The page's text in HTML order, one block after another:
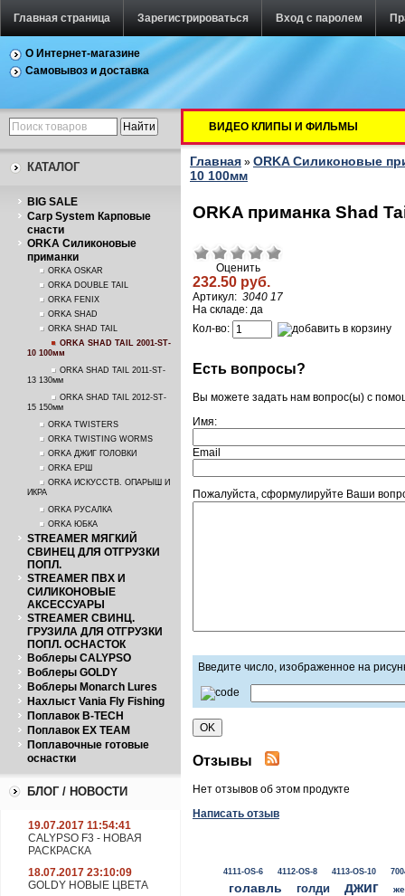
Главная страница Зарегистрироваться Вход с паролем
О Интернет-магазине
Самовывоз и доставка
КАТАЛОГ
BIG SALE
Carp System Карповые
снасти
ORKA Силиконовые
приманки
ORKA OSKAR
ORKA DOUBLE TAIL
ORKA FENIX
ORKA SHAD
ORKA SHAD TAIL
ORKA SHAD TAIL 2001-ST-
10 100мм
ORKA SHAD TAIL 2011-ST-
13 130мм
ORKA SHAD TAIL 2012-ST-
15 150мм
ORKA TWISTERS
ORKA TWISTING WORMS
ORKA ДЖИГ ГОЛОВКИ
ORKA ЕРШ
ORKA ИСКУССТВ. ОПАРЫШ И
ИКРА
ORKA РУСАЛКА
ORKA ЮБКА
STREAMER МЯГКИЙ
СВИНЕЦ ДЛЯ ОТГРУЗКИ
ПОПЛ.
STREAMER ПВХ И
СИЛИКОНОВЫЕ
АКСЕССУАРЫ
STREAMER СВИНЦ.
ГРУЗИЛА ДЛЯ ОТГРУЗКИ
ПОПЛ. ОСНАСТОК
Воблеры CALYPSO
Воблеры GOLDY
Воблеры Monarch Lures
Нахлыст Vania Fly Fishing
Поплавок B-TECH
Поплавок EX TEAM
Поплавочные готовые
оснастки
БЛОГ / НОВОСТИ
19.07.2017 11:54:41
CALYPSO F3 - НОВАЯ
РАСКРАСКА
18.07.2017 23:10:09
GOLDY НОВЫЕ ЦВЕТА
ВИДЕО КЛИПЫ И ФИЛЬМЫ
Главная » ORKA Силиконовые
10 100мм
ORKA приманка Shad
Оценить
232.50 руб.
Артикул: 3040 17
На складе: да
Кол-во:
Есть вопросы?
Вы можете задать нам вопрос(ы) с
Имя:
Email
Пожалуйста, сформулируйте Ваши
Введите число, изображенное на
Отзывы
Нет отзывов об этом продукте
Написать отзыв
4111-OS-6 4112-OS-8 4113-OS-10
голавль голди джиг